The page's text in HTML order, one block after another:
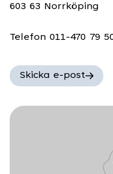
603 63 Norrköping
Telefon 011-470 79
Skicka e-post